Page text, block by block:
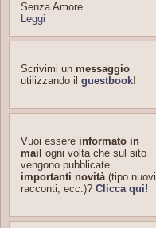
Senza Amore
Leggi
Scrivimi un messaggio
utilizzando il guestbook!
Vuoi essere informato in
mail ogni volta che sul sito
vengono pubblicate
importanti novità(tipo nuovi
racconti, ecc.)? Clicca qui!